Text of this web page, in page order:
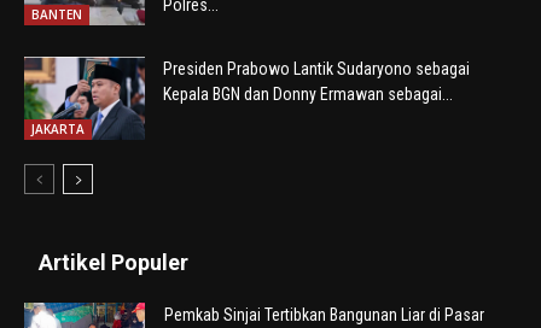
BANTEN
Polres...
JAKARTA
Presiden Prabowo Lantik Sudaryono sebagai
Kepala BGN dan Donny Ermawan sebagai...
Artikel Populer
Pemkab Sinjai Tertibkan Bangunan Liar di Pasar